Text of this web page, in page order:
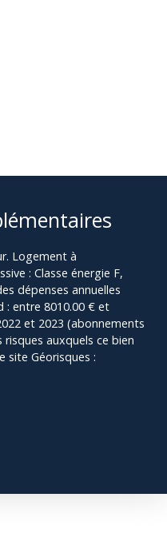
Logement à
: Classe énergie F,
dépenses annuelles
: entre 8010.00 € et
et 2023 (abonnements
auxquels ce bien
site Géorisques :